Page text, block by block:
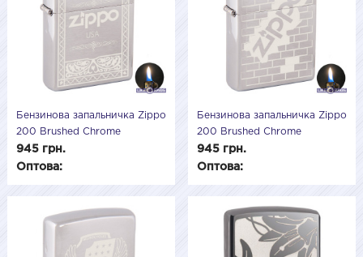
Бензинова запальничка Zippo
200 Brushed Chrome
(Матовий хром) 200503
945 грн.
Оптова:
Бензинова запальничка Zippo
200 Brushed Chrome
(Матовий хром) 200502
945 грн.
Оптова: